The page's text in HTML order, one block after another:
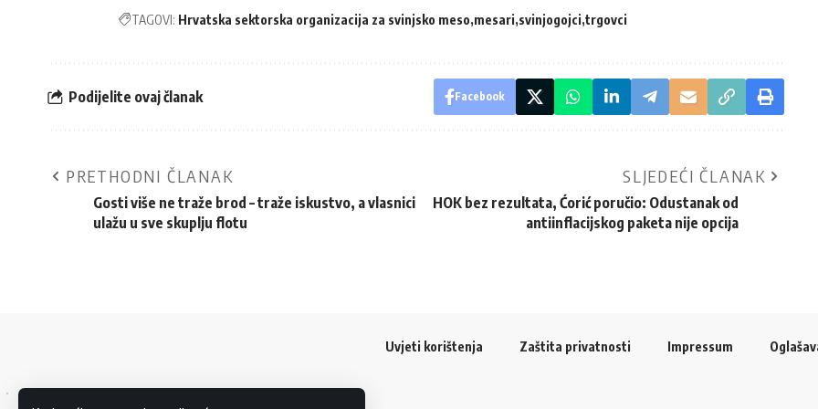
TAGOVI: Hrvatska sektorska organizacija za svinjsko meso mesari svinjogojci trgovci
Podijelite ovaj članak Facebook
PRETHODNI ČLANAK
Gosti više ne traže brod – traže iskustvo, a vlasnici
ulažu u sve skuplju flotu
SLJEDEĆI ČLANAK
HOK bez rezultata, Ćorić poručio: Odustanak od
antiinflacijskog paketa nije opcija
Uvjeti korištenja Zaštita privatnosti Impressum